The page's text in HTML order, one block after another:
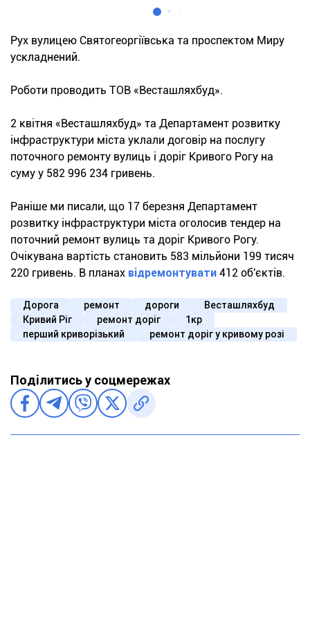
Рух вулицею Святогеоргіївська та проспектом Миру
ускладнений.
Роботи проводить ТОВ «Весташляхбуд».
2 квітня «Весташляхбуд» та Департамент розвитку
інфраструктури міста уклали договір на послугу
поточного ремонту вулиць і доріг Кривого Рогу на
суму у 582 996 234 гривень.
Раніше ми писали, що 17 березня Департамент
розвитку інфраструктури міста оголосив тендер на
поточний ремонт вулиць та доріг Кривого Рогу.
Очікувана вартість становить 583 мільйони 199 тисяч
220 гривень. В планах відремонтувати 412 об'єктів.
Дорога ремонт дороги
Весташляхбуд
Кривий Ріг
ремонт доріг
1кр
перший криворізький
ремонт доріг у кривому розі
Поділитись у соцмережах